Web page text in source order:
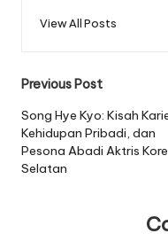
View All Posts
Post
navigation
Previous Post
Song Hye Kyo: Kisah
Kehidupan Pribadi, dan
Pesona Abadi Aktris
Selatan